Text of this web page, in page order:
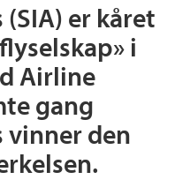
er kåret
i
Airline
gang
vinner den